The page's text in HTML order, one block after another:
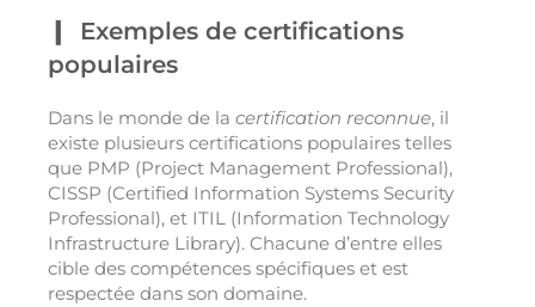
Exemples de certifications
populaires
Dans le monde de la certification reconnue, il
existe plusieurs certifications populaires telles
que PMP (Project Management Professional),
CISSP (Certified Information Systems Security
Professional), et ITIL (Information Technology
Infrastructure Library). Chacune d’entre elles
cible des compétences spécifiques et est
respectée dans son domaine.